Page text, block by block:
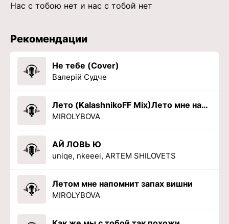
Нас с тобою нет и нас с тобой нет
Рекомендации
Не тебе (Cover)
Валерій Судче
Лето (KalashnikoFF Mix)Лето мне напомнит запах вишни
MIROLYBOVA
АЙ ЛОВЬ Ю
uniqe, nkeeei, ARTEM SHILOVETS
Летом мне напомнит запах вишни
MIROLYBOVA